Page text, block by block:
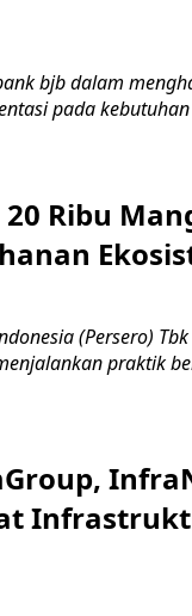
bank bjb dalam
pada
Ribu
(Persero)
praktik